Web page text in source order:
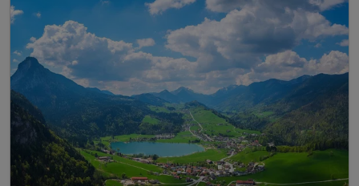
inkl. Berg und Talfahrt Hocheck
inkl. Sauna, Dampfbad & Ruheraum
inkl. Infrarotkabine
inkl. kostenloser Parkplatz & W-LAN Nutzung
Tipp: direkter Einstieg in die Langlaufloipe
Tipp: Massagen & Wellnessbehandlungen im Haus